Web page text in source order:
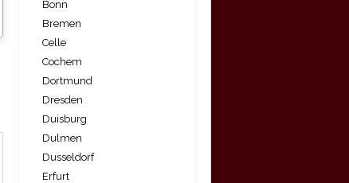
Bonn
Bremen
Celle
Cochem
Dortmund
Dresden
Duisburg
Dulmen
Dusseldorf
Erfurt